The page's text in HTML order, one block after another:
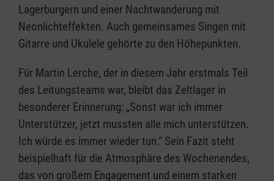
Lagerburgern und einer Nachtwanderung mit
Neonlichteffekten. Auch gemeinsames Singen mit
Gitarre und Ukulele gehörte zu den Höhepunkten.
Für Martin Lerche, der in diesem Jahr erstmals Teil
des Leitungsteams war, bleibt das Zeltlager in
besonderer Erinnerung: „Sonst war ich immer
Unterstützer, jetzt mussten alle mich unterstützen.
Ich würde es immer wieder tun.“ Sein Fazit steht
beispielhaft für die Atmosphäre des Wochenendes,
das von großem Engagement und einem starken